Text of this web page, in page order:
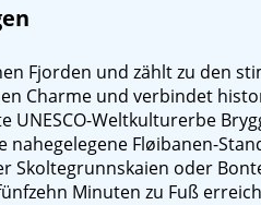
Fjorden und zählt zu den
Charme und verbindet
Weltkulturerbe
Fløibanen-
Skoltegrunnskaien oder
Minuten zu Fuß